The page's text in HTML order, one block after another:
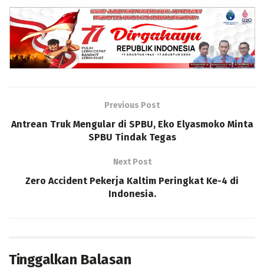
Previous Post
Antrean Truk Mengular di SPBU, Eko Elyasmoko Minta
SPBU Tindak Tegas
Next Post
Zero Accident Pekerja Kaltim Peringkat Ke-4 di
Indonesia.
Tinggalkan Balasan